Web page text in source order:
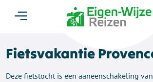
Fietsvakantie
Deze fietstocht is een aaneenschakeling